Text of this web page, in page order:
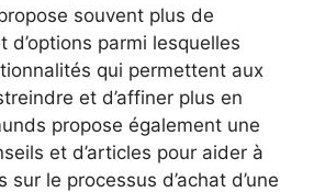
souvent plus de
d’options parmi lesquelles
qui permettent aux
et d’affiner plus en
propose également une
et d’articles pour aider à
sur le processus d’achat d’une